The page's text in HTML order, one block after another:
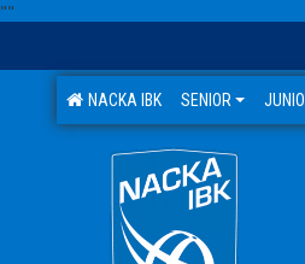
""
NACKA IBK SENIOR